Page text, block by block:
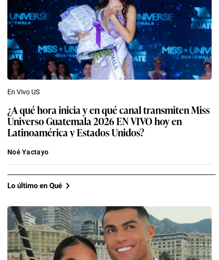
En Vivo US
¿A qué hora inicia y en qué canal transmiten Miss
Universo Guatemala 2026 EN VIVO hoy en
Latinoamérica y Estados Unidos?
Noé Yactayo
Lo último en Qué